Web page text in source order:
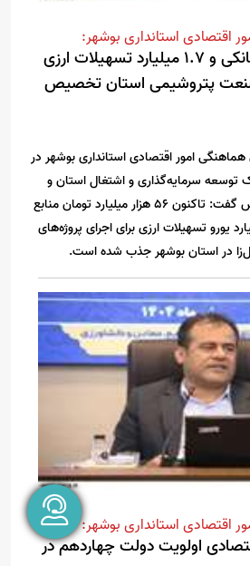
اقتصادی استانداری بوشهر:
۵۶ همت منابع بانکی و ۱.۷ میلیارد تسهیلات ارزی
پتروشیمی استان تخصیص
امور اقتصادی استانداری بوشهر در
سرمایه‌گذاری و اشتغال استان و
منطقه ویژه انرژی پارس گفت: تاکنون ۵۶ هزار میلیارد تومان منابع
و حدود ۱.۷ میلیارد یورو تسهیلات ارزی برای اجرای پروژه‌های
در استان بوشهر جذب شده است.
اقتصادی استانداری بوشهر:
اولویت دولت چهاردهم در